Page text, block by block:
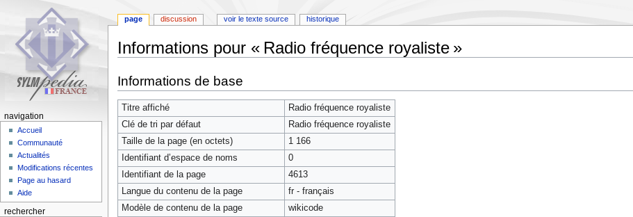
Informations pour « Radio fréquence royaliste »
à
la
navigation
à
la
recherche
Informations de base
Titre affiché
Radio fréquence royaliste
Clé de tri par défaut
Radio fréquence royaliste
Taille de la page (en octets)
1 166
Identifiant dʼespace de noms
0
Identifiant de la page
4613
Langue du contenu de la page
fr - français
Modèle de contenu de la page
wikicode
page discussion voir le texte source historique
navigation
Accueil
Communauté
Actualités
Modifications récentes
Page au hasard
Aide
rechercher